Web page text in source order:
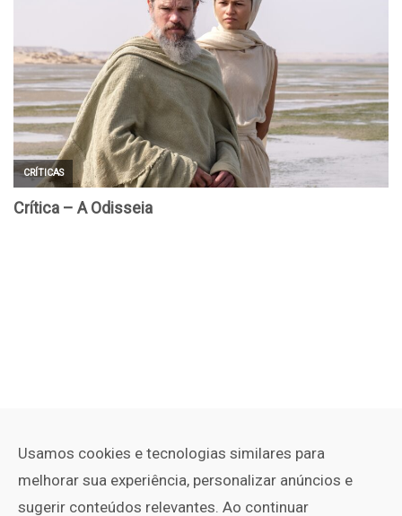
Usamos cookies e tecnologias similares para
melhorar sua experiência, personalizar anúncios e
sugerir conteúdos relevantes. Ao continuar